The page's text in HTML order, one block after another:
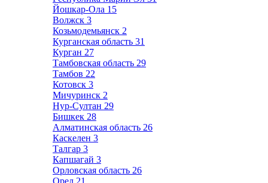
Йошкар-Ола 15
Волжск 3
Козьмодемьянск 2
Курганская область 31
Курган 27
Тамбовская область 29
Тамбов 22
Котовск 3
Мичуринск 2
Нур-Султан 29
Бишкек 28
Алматинская область 26
Каскелен 3
Талгар 3
Капшагай 3
Орловская область 26
Орел 21